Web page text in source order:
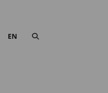
EN